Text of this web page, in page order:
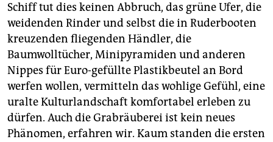
Schiff tut dies keinen Abbruch, das grüne Ufer, die
weidenden Rinder und selbst die in Ruderbooten
kreuzenden fliegenden Händler, die
Baumwolltücher, Minipyramiden und anderen
Nippes für Euro-gefüllte Plastikbeutel an Bord
werfen wollen, vermitteln das wohlige Gefühl, eine
uralte Kulturlandschaft komfortabel erleben zu
dürfen. Auch die Grabräuberei ist kein neues
Phänomen, erfahren wir. Kaum standen die ersten